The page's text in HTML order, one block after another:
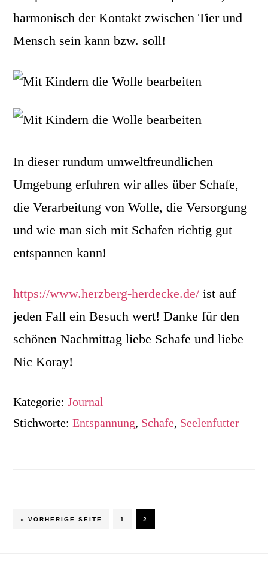
harmonisch der Kontakt zwischen Tier und
Mensch sein kann bzw. soll!
In dieser rundum umweltfreundlichen
Umgebung erfuhren wir alles über Schafe,
die Verarbeitung von Wolle, die Versorgung
und wie man sich mit Schafen richtig gut
entspannen kann!
https://www.herzberg-herdecke.de/ ist auf
jeden Fall ein Besuch wert! Danke für den
schönen Nachmittag liebe Schafe und liebe
Nic Koray!
Kategorie:Journal
Stichworte:Entspannung, Schafe, Seelenfutter
« VORHERIGE SEITE AUFRUFEN
SEITE
1 SEITE
2